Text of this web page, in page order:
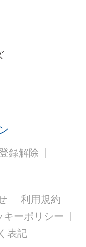
録解除
利用規約
キーポリシー
表記